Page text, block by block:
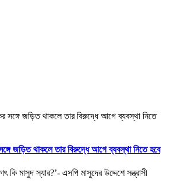
জড়িত থাকলে তার বিরুদ্ধে আগে ব্যবস্থা নিতে হবে